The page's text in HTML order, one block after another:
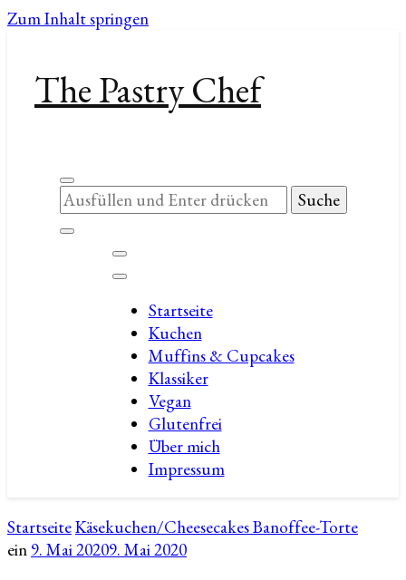
Zum Inhalt springen
The Pastry Chef
Suchst
du
nach
Startseite
Kuchen
Muffins & Cupcakes
Klassiker
Vegan
Glutenfrei
Über mich
Impressum
StartseiteKäsekuchen/CheesecakesBanoffee-Torte
ein 9. Mai 20209. Mai 2020